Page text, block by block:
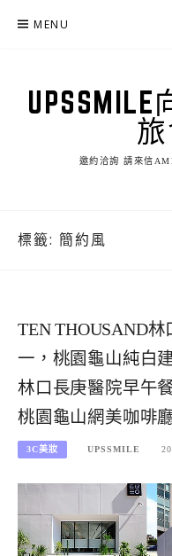
MENU
邀約洽詢 請來信
標籤: 簡約風
TEN THOUSAND
一，桃園龜山純白
林口長庚醫院早午
桃園龜山網美咖啡
3C美妝 UPSSMILE